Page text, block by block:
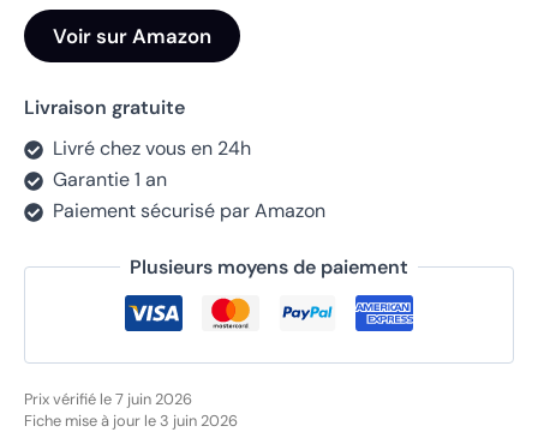
notations
clientVoir sur Amazon
Livraison gratuite
Livré chez vous en 24h
Garantie 1 an
Paiement sécurisé par Amazon
Plusieurs moyens de paiement
Prix vérifié le 7 juin 2026
Fiche mise à jour le 3 juin 2026